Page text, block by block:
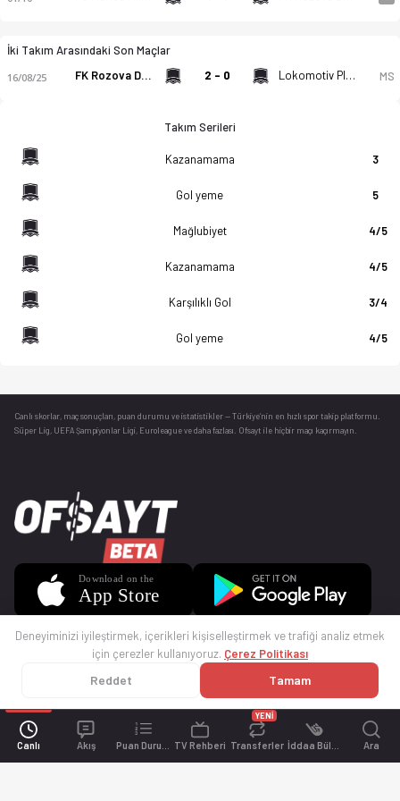
Canlı Akış TV Rehberi Transferler
YENİ
Ara
İki Takım Arasındaki Son Maçlar
16/08/25 FK Rozova Dolina Kazanlak 2 - 0 Lokomotiv Plovdiv II MS
Takım Serileri
Kazanamama 3
Gol yeme 5
Mağlubiyet 4/5
Kazanamama 4/5
Karşılıklı Gol 3/4
Gol yeme 4/5
Canlı skorlar , maç sonuçları, puan durumu ve istatistikler — Türkiye’nin en hızlı spor takip platformu.
Süper Lig, UEFA Şampiyonlar Ligi, Euroleague ve daha fazlası. Ofsayt ile hiçbir maçı kaçırmayın.
© 2025 Ofsayt
Deneyiminizi iyileştirmek, içerikleri kişiselleştirmek ve trafiği analiz etmek
için çerezler kullanıyoruz. Çerez Politikası
Reddet Tamam